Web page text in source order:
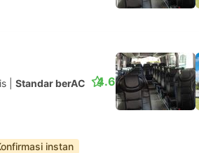
Standar berAC 4.6
instan